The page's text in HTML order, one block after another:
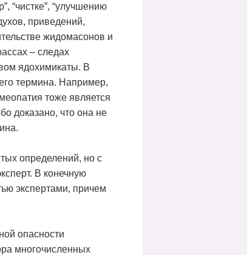
“чистке”, “улучшению
приведений,
жидомасонов и
– следах
ядохимикаты. В
термина. Например,
тоже является
доказано, что она не
определений, но с
В конечную
экспертами, причем
опасности
многочисленных